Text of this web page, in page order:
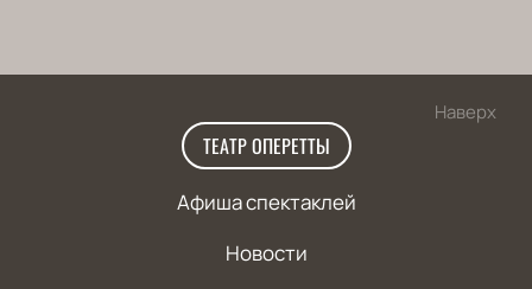
Наверх
ТЕАТР ОПЕРЕТТЫ
Афиша спектаклей
Новости